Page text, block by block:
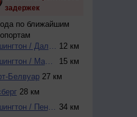
задержек
по ближайшим
Вашингтон / Далле... 12 км
Вашингтон / Манас...
15 км
Белвуар27 км
28 км
Вашингтон / Пента... 34 км